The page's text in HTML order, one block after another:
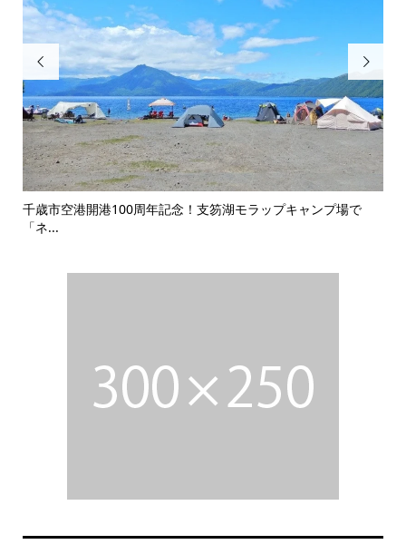

冬キャンプの常識が変わる！温泉級の暖かさを屋外で体験でき
る電...
